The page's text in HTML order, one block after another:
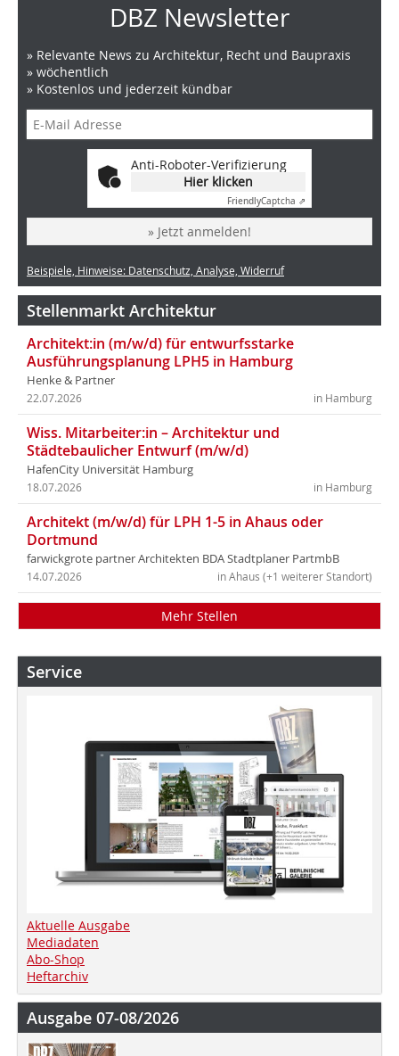
DBZ Newsletter
» Relevante News zu Architektur, Recht und Baupraxis
» wöchentlich
» Kostenlos und jederzeit kündbar
Anti-Roboter-Verifizierung
Hier klicken
FriendlyCaptcha ⇗
» Jetzt anmelden!
Beispiele, Hinweise: Datenschutz, Analyse, Widerruf
Stellenmarkt Architektur
Architekt:in (m/w/d) für entwurfsstarke
Ausführungsplanung LPH5 in Hamburg
Henke & Partner
in Hamburg
22.07.2026
Wiss. Mitarbeiter:in – Architektur und
Städtebaulicher Entwurf (m/w/d)
HafenCity Universität Hamburg
in Hamburg
18.07.2026
Architekt (m/w/d) für LPH 1-5 in Ahaus oder
Dortmund
farwickgrote partner Architekten BDA Stadtplaner PartmbB
in Ahaus (+1 weiterer Standort)
14.07.2026
Mehr Stellen
Service
Aktuelle Ausgabe
Mediadaten
Abo-Shop
Heftarchiv
Ausgabe 07-08/2026